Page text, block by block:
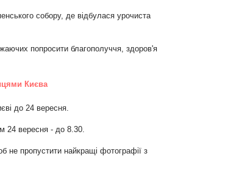
собору, де відбулася урочиста
попросити благополуччя, здоров'я
Києва
до 24 вересня.
24 вересня - до 8.30.
не пропустити найкращі фотографії з